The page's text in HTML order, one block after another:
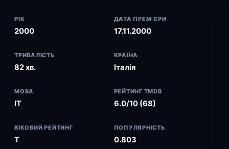
РІК
2000
ДАТА ПРЕМ’ЄРИ
17.11.2000
ТРИВАЛІСТЬ
82 хв.
КРАЇНА
Італія
МОВА
IT
РЕЙТИНГ TMDB
6.0/10 (68)
ВІКОВИЙ РЕЙТИНГ
T
ПОПУЛЯРНІСТЬ
0.803